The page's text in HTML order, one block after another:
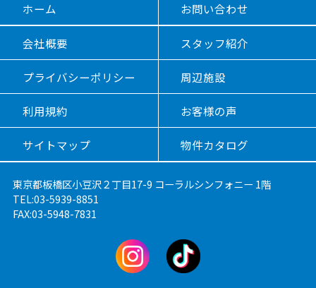
ホーム お問い合わせ
会社概要 スタッフ紹介
プライバシーポリシー 周辺施設
利用規約 お客様の声
サイトマップ 物件カタログ
東京都板橋区小豆沢２丁目17-9 コーラルシンフォニー 1階
TEL:03-5939-8851
FAX:03-5948-7831